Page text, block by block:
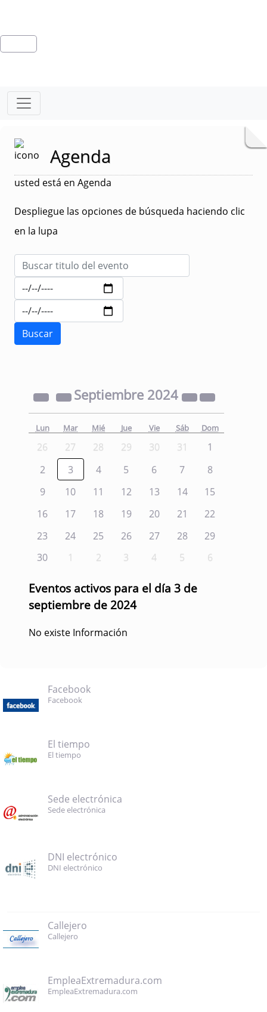
Agenda
usted está en Agenda
Despliegue las opciones de búsqueda haciendo clic
en la lupa
Septiembre 2024
Lun Mar Mié Jue Vie Sáb Dom
26 27 28 29 30 31
1
2
3 4 5 6 7
8
9
10 11 12 13 14
15
16
17 18 19 20 21
22
23
24 25 26 27 28
29
30
1 2 3 4 5 6
Eventos activos para el día 3 de
septiembre de 2024
No existe Información
Facebook
Facebook
El tiempo
El tiempo
Sede electrónica
Sede electrónica
DNI electrónico
DNI electrónico
Callejero
Callejero
EmpleaExtremadura.com
EmpleaExtremadura.com